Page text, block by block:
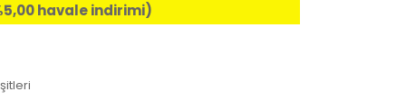
havale indirimi)